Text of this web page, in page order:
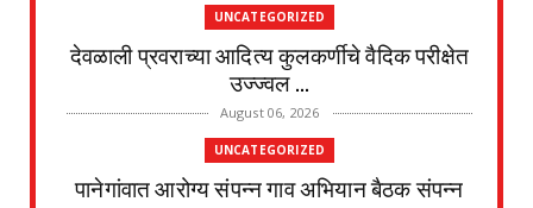
UNCATEGORIZED
देवळाली प्रवराच्या आदित्य कुलकर्णीचे वैदिक परीक्षेत
उज्ज्वल ...
August 06, 2026
UNCATEGORIZED
पानेगांवात आरोग्य संपन्न गाव अभियान बैठक संपन्न